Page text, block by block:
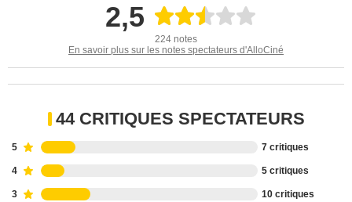
2,5
224 notes
En savoir plus sur les notes spectateurs d'AlloCiné
44 CRITIQUES SPECTATEURS
5 7 critiques
4 5 critiques
3 10 critiques